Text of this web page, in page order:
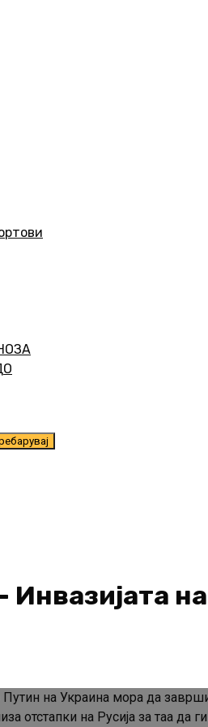
Инвазијата
Путин на Украина мора да
отстапки на Русија за таа да